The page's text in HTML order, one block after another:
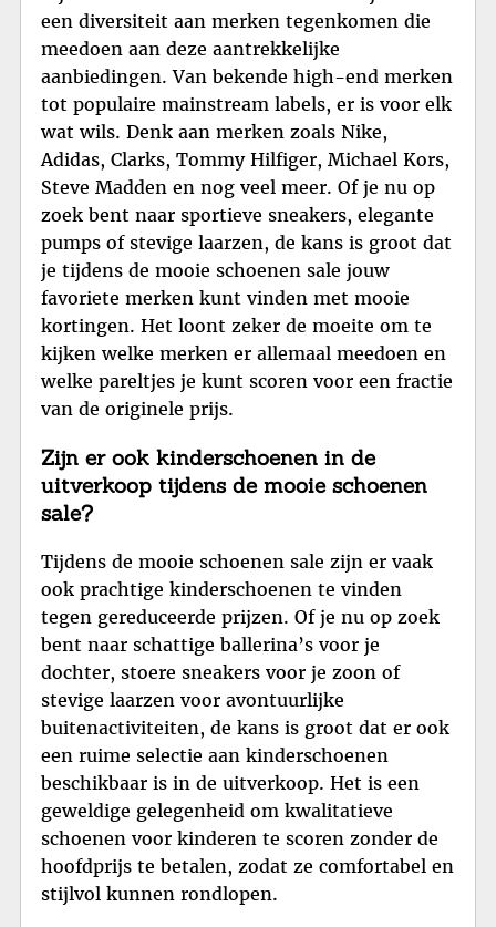
een diversiteit aan merken tegenkomen die
meedoen aan deze aantrekkelijke
aanbiedingen. Van bekende high-end merken
tot populaire mainstream labels, er is voor elk
wat wils. Denk aan merken zoals Nike,
Adidas, Clarks, Tommy Hilfiger, Michael Kors,
Steve Madden en nog veel meer. Of je nu op
zoek bent naar sportieve sneakers, elegante
pumps of stevige laarzen, de kans is groot dat
je tijdens de mooie schoenen sale jouw
favoriete merken kunt vinden met mooie
kortingen. Het loont zeker de moeite om te
kijken welke merken er allemaal meedoen en
welke pareltjes je kunt scoren voor een fractie
van de originele prijs.
Zijn er ook kinderschoenen in de
uitverkoop tijdens de mooie schoenen
sale?
Tijdens de mooie schoenen sale zijn er vaak
ook prachtige kinderschoenen te vinden
tegen gereduceerde prijzen. Of je nu op zoek
bent naar schattige ballerina’s voor je
dochter, stoere sneakers voor je zoon of
stevige laarzen voor avontuurlijke
buitenactiviteiten, de kans is groot dat er ook
een ruime selectie aan kinderschoenen
beschikbaar is in de uitverkoop. Het is een
geweldige gelegenheid om kwalitatieve
schoenen voor kinderen te scoren zonder de
hoofdprijs te betalen, zodat ze comfortabel en
stijlvol kunnen rondlopen.